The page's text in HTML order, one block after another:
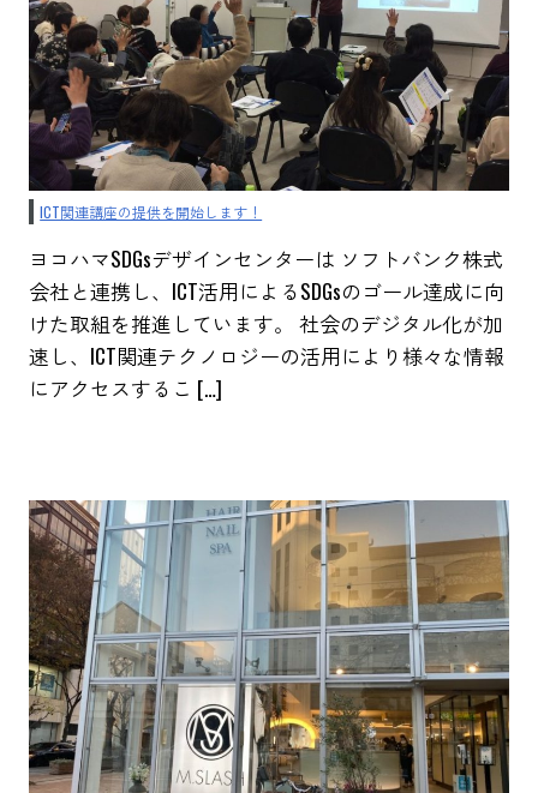
ICT関連講座の提供を開始します！
ヨコハマSDGsデザインセンターは ソフトバンク株式
会社と連携し、ICT活用によるSDGsのゴール達成に向
けた取組を推進しています。 社会のデジタル化が加
速し、ICT関連テクノロジーの活用により様々な情報
にアクセスするこ […]